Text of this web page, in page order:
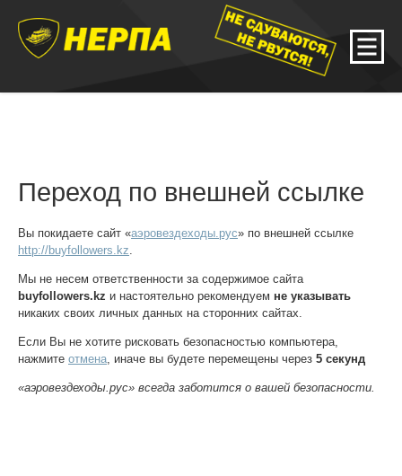
Переход по внешней ссылке
Вы покидаете сайт «аэровездеходы.рус» по внешней ссылке
http://buyfollowers.kz
Мы не несем ответственности за содержимое сайта
buyfollowers.kz и настоятельно рекомендуем не указывать
никаких своих личных данных на сторонних сайтах.
Если Вы не хотите рисковать безопасностью компьютера,
нажмите отмена , иначе вы будете перемещены через 5 секунд
«аэровездеходы.рус» всегда заботится о вашей безопасности.